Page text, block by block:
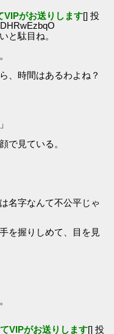
VIPがお送りします[] 投
と駄目ね。
、時間はあるわよね？
で見ている。
名字なんて不公平じゃ
を握りしめて、目を見
VIPがお送りします[] 投